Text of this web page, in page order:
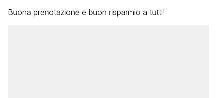
Buona prenotazione e buon risparmio a tutti!